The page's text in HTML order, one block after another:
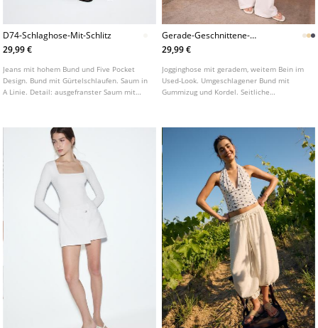
D74-Schlaghose-Mit-Schlitz
29,99 €
Jeans mit hohem Bund und Five Pocket
Design. Bund mit Gürtelschlaufen. Saum in
A Linie. Detail: ausgefranster Saum mit
verschiedenen Farben erhältlich.
Gerade-Geschnittene-
Jogginghose-Im-Usedlook
29,99 €
Jogginghose mit geradem, weitem Bein im
Used-Look. Umgeschlagener Bund mit
Gummizug und Kordel. Seitliche